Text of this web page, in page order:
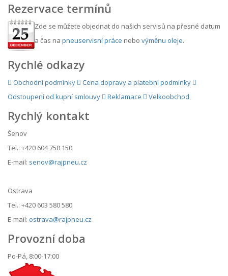
Rezervace termínů
Zde se můžete objednat do našich servisů na přesné datum
a čas na pneuservisní práce nebo výměnu oleje.
Rychlé odkazy
Obchodní podmínky
Cena dopravy a platební podmínky
Odstoupení od kupní smlouvy
Reklamace Velkoobchod
Rychlý kontakt
Šenov
Tel.: +420 604 750 150
E-mail: senov@rajpneu.cz
Ostrava
Tel.: +420 603 580 580
E-mail: ostrava@rajpneu.cz
Provozní doba
Po-Pá, 8:00-17:00